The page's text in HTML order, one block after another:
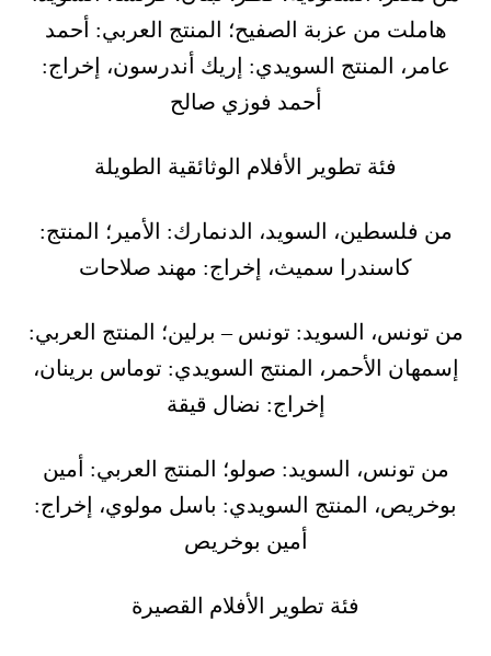
هاملت من عزبة الصفيح؛ المنتج العربي: أحمد
عامر، المنتج السويدي: إريك أندرسون، إخراج:
أحمد فوزي صالح
فئة تطوير الأفلام الوثائقية الطويلة
من فلسطين، السويد، الدنمارك: الأمير؛ المنتج:
كاسندرا سميث، إخراج: مهند صلاحات
من تونس، السويد: تونس – برلين؛ المنتج العربي:
إسمهان الأحمر، المنتج السويدي: توماس برينان،
إخراج: نضال قيقة
من تونس، السويد: صولو؛ المنتج العربي: أمين
بوخريص، المنتج السويدي: باسل مولوي، إخراج:
أمين بوخريص
فئة تطوير الأفلام القصيرة